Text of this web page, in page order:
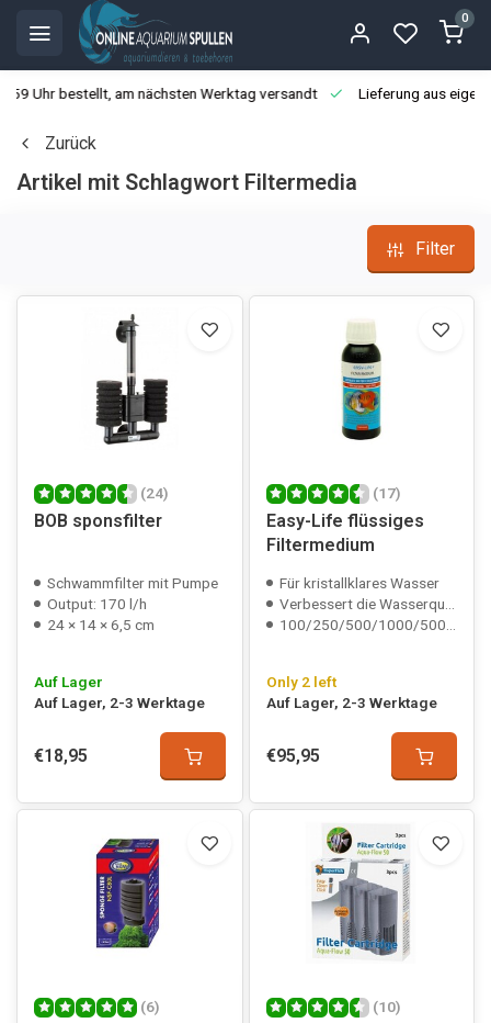
0
Uhr bestellt, am nächsten Werktag versandt Lieferung aus
Zurück
Artikel mit Schlagwort Filtermedia
Filter
(24)
BOB sponsfilter
Schwammfilter mit Pumpe
Output: 170 l/h
24 × 14 × 6,5 cm
Auf Lager
Auf Lager, 2-3 Werktage
€18,95
(17)
Easy-Life flüssiges
Filtermedium
Für kristallklares Wasser
Verbessert die Wasserqualität
100/250/500/1000/5000 ml
Only 2 left
Auf Lager, 2-3 Werktage
€95,95
(6) (10)